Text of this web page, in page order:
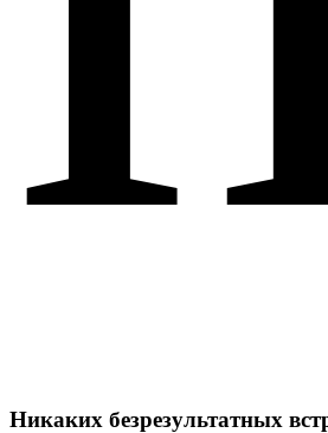
Никаких безрезультатных